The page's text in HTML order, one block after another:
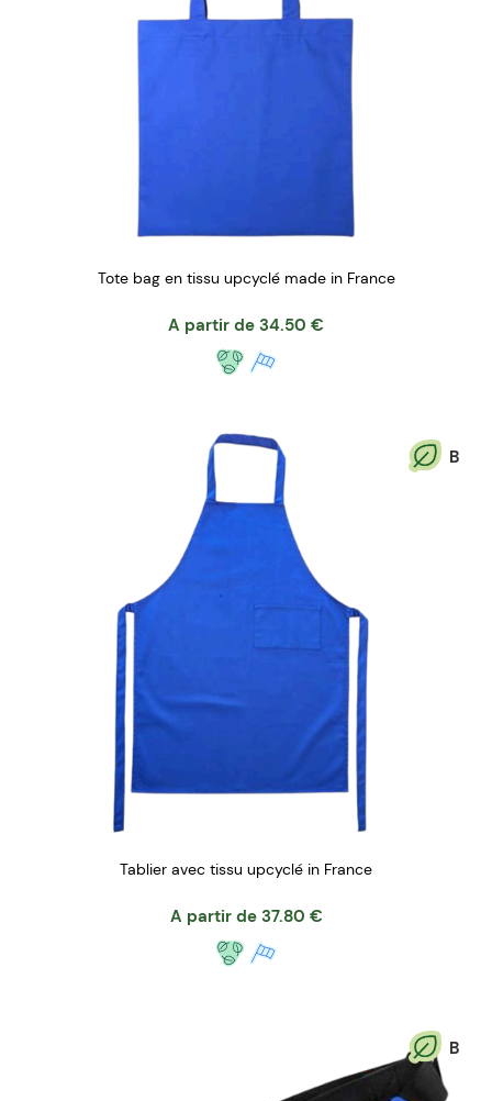
Tote bag en tissu upcyclé made in France
A partir de 34.50 €
B
Tablier avec tissu upcyclé in France
A partir de 37.80 €
B